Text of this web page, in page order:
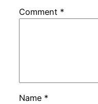
Comment *
Name *